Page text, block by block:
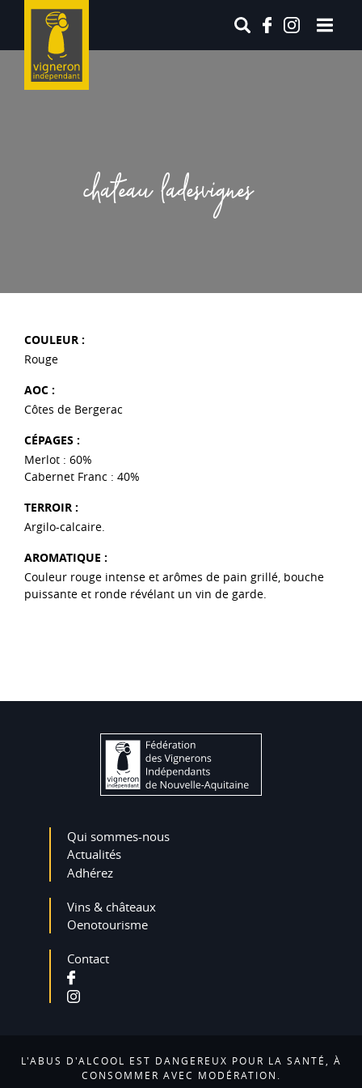
chateau ladesvignes
COULEUR :
Rouge
AOC :
Côtes de Bergerac
CÉPAGES :
Merlot : 60%
Cabernet Franc : 40%
TERROIR :
Argilo-calcaire.
AROMATIQUE :
Couleur rouge intense et arômes de pain grillé, bouche
puissante et ronde révélant un vin de garde.
Qui sommes-nous
Actualités
Adhérez
Vins & châteaux
Oenotourisme
Contact
L'ABUS D'ALCOOL EST DANGEREUX POUR LA SANTÉ, À
CONSOMMER AVEC MODÉRATION.